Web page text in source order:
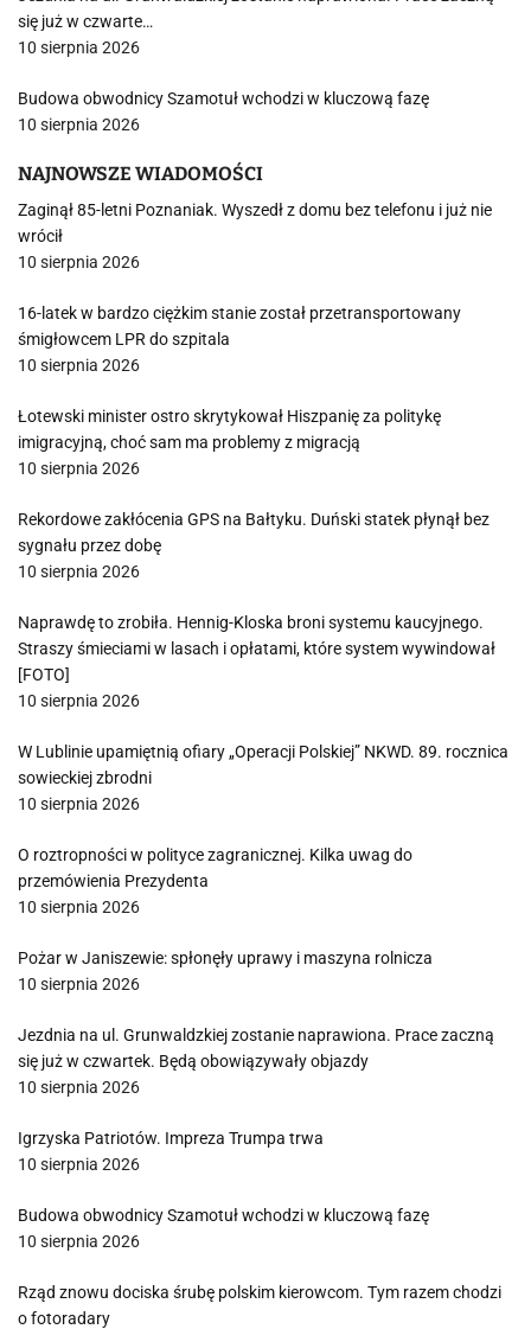
się już w czwarte…
10 sierpnia 2026
Budowa obwodnicy Szamotuł wchodzi w kluczową fazę
10 sierpnia 2026
NAJNOWSZE WIADOMOŚCI
Zaginął 85-letni Poznaniak. Wyszedł z domu bez telefonu i już nie
wrócił
10 sierpnia 2026
16-latek w bardzo ciężkim stanie został przetransportowany
śmigłowcem LPR do szpitala
10 sierpnia 2026
Łotewski minister ostro skrytykował Hiszpanię za politykę
imigracyjną, choć sam ma problemy z migracją
10 sierpnia 2026
Rekordowe zakłócenia GPS na Bałtyku. Duński statek płynął bez
sygnału przez dobę
10 sierpnia 2026
Naprawdę to zrobiła. Hennig-Kloska broni systemu kaucyjnego.
Straszy śmieciami w lasach i opłatami, które system wywindował
[FOTO]
10 sierpnia 2026
W Lublinie upamiętnią ofiary „Operacji Polskiej” NKWD. 89. rocznica
sowieckiej zbrodni
10 sierpnia 2026
O roztropności w polityce zagranicznej. Kilka uwag do
przemówienia Prezydenta
10 sierpnia 2026
Pożar w Janiszewie: spłonęły uprawy i maszyna rolnicza
10 sierpnia 2026
Jezdnia na ul. Grunwaldzkiej zostanie naprawiona. Prace zaczną
się już w czwartek. Będą obowiązywały objazdy
10 sierpnia 2026
Igrzyska Patriotów. Impreza Trumpa trwa
10 sierpnia 2026
Budowa obwodnicy Szamotuł wchodzi w kluczową fazę
10 sierpnia 2026
Rząd znowu dociska śrubę polskim kierowcom. Tym razem chodzi
o fotoradary